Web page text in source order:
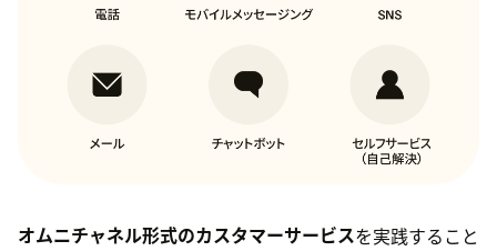
オムニチャネル形式のカスタマーサービスを実践すること